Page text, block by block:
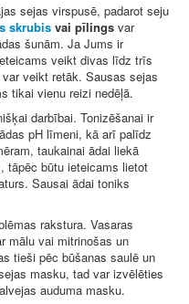
sejas virspusē, padarot seju
skrubis vai pīlings var
šunām. Ja Jums ir
veikt divas līdz trīs
veikt retāk. Sausas sejas
tikai vienu reizi nedēļā.
darbībai. Tonizēšanai ir
pH līmeni, kā arī palīdz
taukainai ādai liekā
tāpēc būtu ieteicams lietot
Sausai ādai toniks
rakstura. Vasaras
mālu vai mitrinošas un
tieši pēc būšanas saulē un
masku, tad var izvēlēties
auduma masku.